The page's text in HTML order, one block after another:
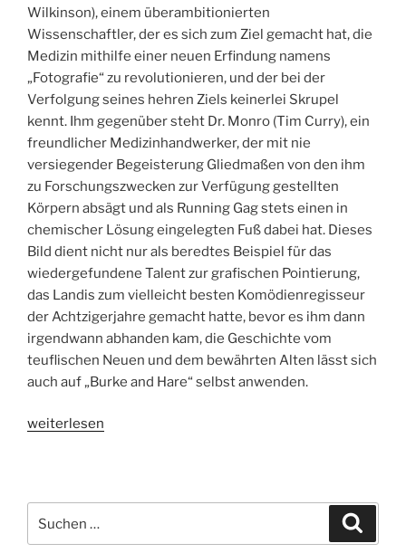
Wilkinson), einem überambitionierten
Wissenschaftler, der es sich zum Ziel gemacht hat, die
Medizin mithilfe einer neuen Erfindung namens
„Fotografie“ zu revolutionieren, und der bei der
Verfolgung seines hehren Ziels keinerlei Skrupel
kennt. Ihm gegenüber steht Dr. Monro (Tim Curry), ein
freundlicher Medizinhandwerker, der mit nie
versiegender Begeisterung Gliedmaßen von den ihm
zu Forschungszwecken zur Verfügung gestellten
Körpern absägt und als Running Gag stets einen in
chemischer Lösung eingelegten Fuß dabei hat. Dieses
Bild dient nicht nur als beredtes Beispiel für das
wiedergefundene Talent zur grafischen Pointierung,
das Landis zum vielleicht besten Komödienregisseur
der Achtzigerjahre gemacht hatte, bevor es ihm dann
irgendwann abhanden kam, die Geschichte vom
teuflischen Neuen und dem bewährten Alten lässt sich
auch auf „Burke and Hare“ selbst anwenden.
„Mit
weiterlesen
nach: